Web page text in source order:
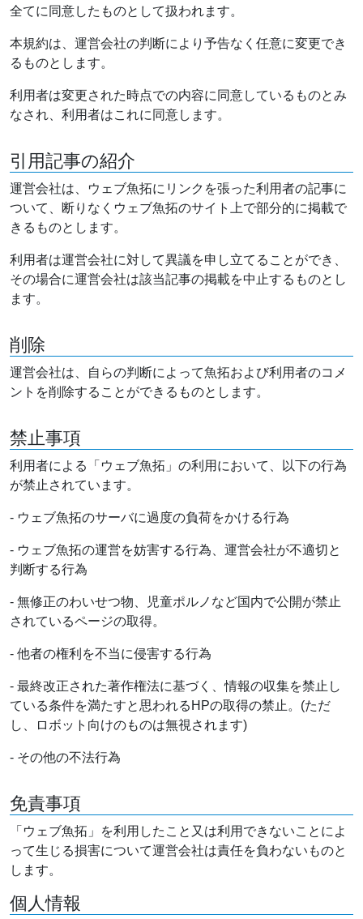
全てに同意したものとして扱われます。
本規約は、運営会社の判断により予告なく任意に変更でき
るものとします。
利用者は変更された時点での内容に同意しているものとみ
なされ、利用者はこれに同意します。
引用記事の紹介
運営会社は、ウェブ魚拓にリンクを張った利用者の記事に
ついて、断りなくウェブ魚拓のサイト上で部分的に掲載で
きるものとします。
利用者は運営会社に対して異議を申し立てることができ、
その場合に運営会社は該当記事の掲載を中止するものとし
ます。
削除
運営会社は、自らの判断によって魚拓および利用者のコメ
ントを削除することができるものとします。
禁止事項
利用者による「ウェブ魚拓」の利用において、以下の行為
が禁止されています。
- ウェブ魚拓のサーバに過度の負荷をかける行為
- ウェブ魚拓の運営を妨害する行為、運営会社が不適切と
判断する行為
- 無修正のわいせつ物、児童ポルノなど国内で公開が禁止
されているページの取得。
- 他者の権利を不当に侵害する行為
- 最終改正された著作権法に基づく、情報の収集を禁止し
ている条件を満たすと思われるHPの取得の禁止。(ただ
し、ロボット向けのものは無視されます)
- その他の不法行為
免責事項
「ウェブ魚拓」を利用したこと又は利用できないことによ
って生じる損害について運営会社は責任を負わないものと
します。
個人情報